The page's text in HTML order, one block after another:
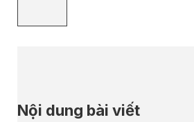
Nội dung bài viết